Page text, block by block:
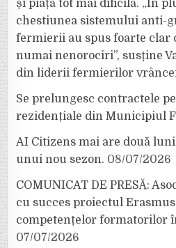
și piață tot mai dificilă. „În
chestiunea sistemului anti-
fermierii au spus foarte clar
numai nenorociri”, susține
din liderii fermierilor
Se prelungesc contractele
rezidențiale din Municipiul
AI Citizens mai are două
unui nou sezon. 08/07/2026
COMUNICAT DE PRESĂ:
cu succes proiectul
competențelor formatorilor
07/07/2026